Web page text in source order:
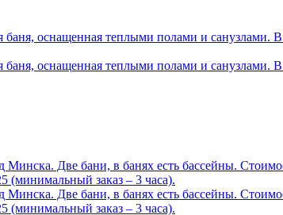
оснащенная теплыми полами и санузлами.
оснащенная теплыми полами и санузлами.
Минска. Две бани, в банях есть бассейны.
(минимальный заказ – 3 часа).
Минска. Две бани, в банях есть бассейны.
(минимальный заказ – 3 часа).